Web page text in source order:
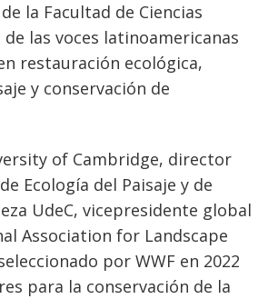
la Facultad de Ciencias
de las voces latinoamericanas
restauración ecológica,
y conservación de
of Cambridge, director
Ecología del Paisaje y de
UdeC, vicepresidente global
Association for Landscape
por WWF en 2022
para la conservación de la